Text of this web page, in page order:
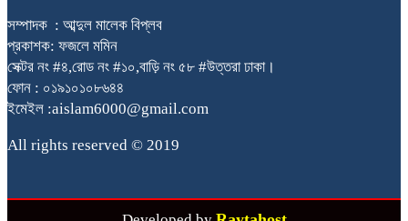
সম্পাদক : আব্দুল মালেক বিপ্লব
প্রকাশক: ফজলে মমিন
সেক্টর নং #৪,রোড নং #১০,বাড়ি নং ৫৮ #উত্তরা ঢাকা।
ফোন : ০১৯১০১০৮৬৪৪
ইমেইল :aislam6000@gmail.com
All rights reserved © 2019